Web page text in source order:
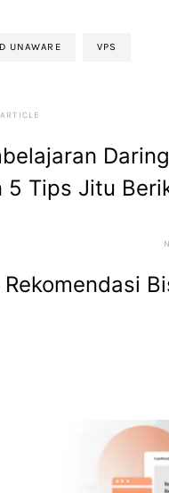
UNAWARE VPS
5 Tips Jitu
Rekomendasi